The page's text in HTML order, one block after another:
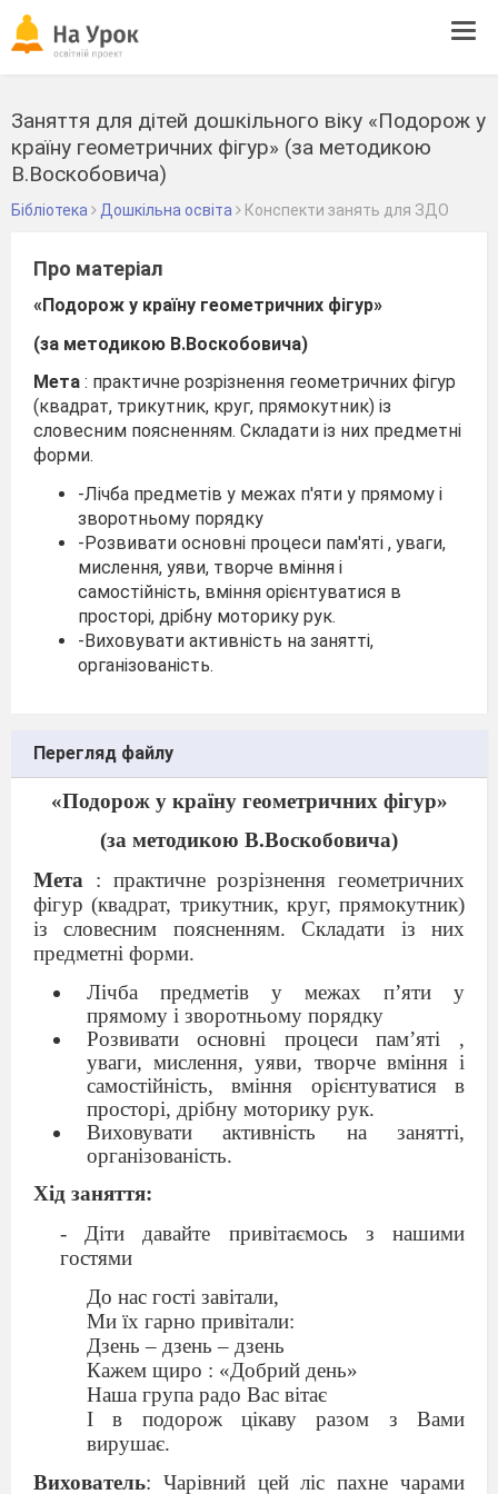
Заняття для дітей дошкільного віку «Подорож у
країну геометричних фігур» (за методикою
В.Воскобовича)
Бібліотека Дошкільна освіта Конспекти занять для ЗДО
Про матеріал
«Подорож у країну геометричних фігур»
(за методикою В.Воскобовича)
Мета : практичне розрізнення геометричних фігур
(квадрат, трикутник, круг, прямокутник) із
словесним поясненням. Складати із них предметні
форми.
-Лічба предметів у межах п'яти у прямому і
зворотньому порядку
-Розвивати основні процеси пам'яті , уваги,
мислення, уяви, творче вміння і
самостійність, вміння орієнтуватися в
просторі, дрібну моторику рук.
-Виховувати активність на занятті,
організованість.
Перегляд файлу
«Подорож у країну геометричних фігур»
(за методикою В.Воскобовича)
Мета : практичне розрізнення геометричних
фігур (квадрат, трикутник, круг, прямокутник)
із словесним поясненням. Складати із них
предметні форми.
Лічба предметів у межах п’яти у
прямому і зворотньому порядку
Розвивати основні процеси пам’яті ,
уваги, мислення, уяви, творче вміння і
самостійність, вміння орієнтуватися в
просторі, дрібну моторику рук.
Виховувати активність на занятті,
організованість.
Хід заняття:
- Діти давайте привітаємось з нашими
гостями
До нас гості завітали,
Ми їх гарно привітали:
Дзень – дзень – дзень
Кажем щиро : «Добрий день»
Наша група радо Вас вітає
І в подорож цікаву разом з Вами
вирушає.
Вихователь: Чарівний цей ліс пахне чарами